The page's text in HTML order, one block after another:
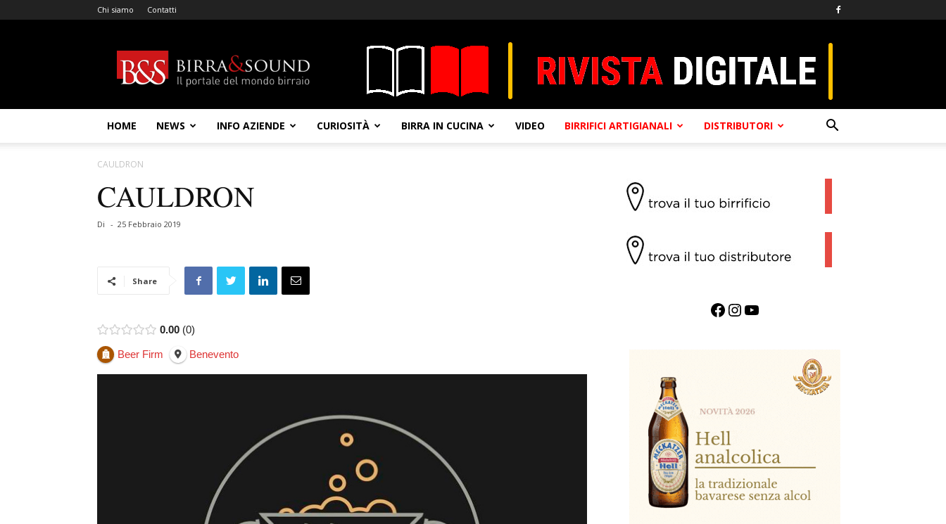
Chi siamo Contatti
&
Sound
HOME NEWS INFO AZIENDE CURIOSITÀ BIRRA IN CUCINA VIDEO BIRRIFICI ARTIGIANALI DISTRIBUTORI
CAULDRON
CAULDRON
Di - 25 Febbraio 2019
Share
0.00 0
Beer Firm Benevento
Facebook InstagramYouTube